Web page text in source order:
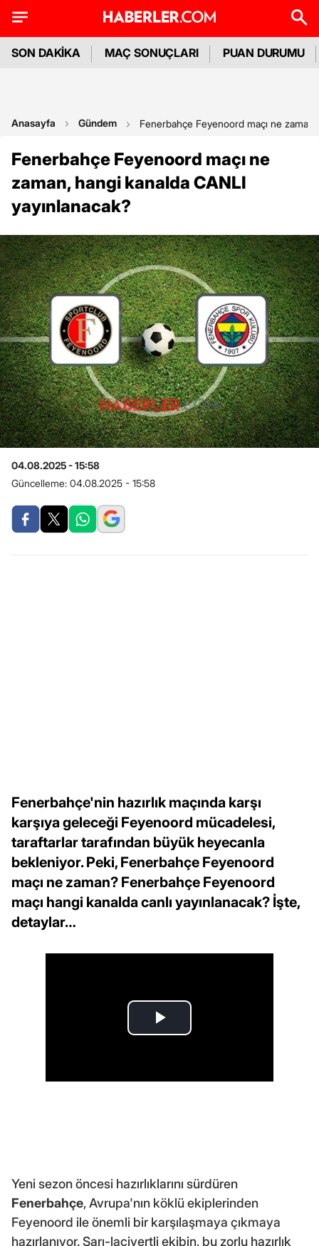
SON DAKİKA MAÇ SONUÇLARI PUAN DURUMU
Anasayfa Gündem Fenerbahçe Feyenoord maçı ne
Fenerbahçe Feyenoord maçı ne
zaman, hangi kanalda CANLI
yayınlanacak?
04.08.2025 - 15:58
Güncelleme: 04.08.2025 - 15:58
Fenerbahçe'nin hazırlık maçında karşı
karşıya geleceği Feyenoord mücadelesi,
taraftarlar tarafından büyük heyecanla
bekleniyor. Peki, Fenerbahçe Feyenoord
maçı ne zaman? Fenerbahçe Feyenoord
maçı hangi kanalda canlı yayınlanacak? İşte,
detaylar…
Yeni sezon öncesi hazırlıklarını sürdüren
Fenerbahçe, Avrupa'nın köklü ekiplerinden
Feyenoord ile önemli bir karşılaşmaya çıkmaya
hazırlanıyor. Sarı-lacivertli ekibin, bu zorlu hazırlık